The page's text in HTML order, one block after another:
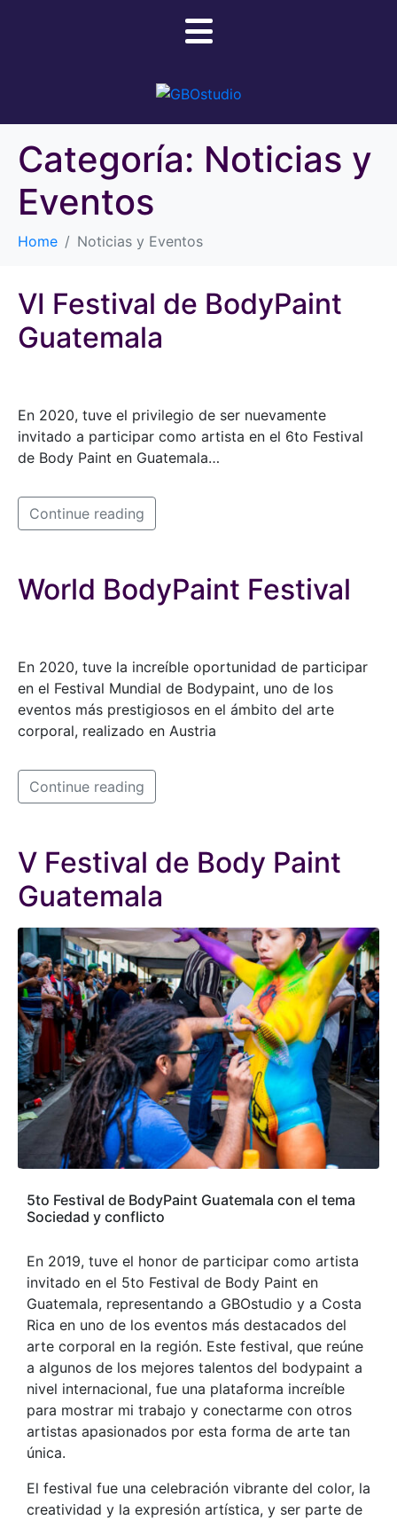
Categoría: Noticias y
Eventos
Home Noticias y Eventos
VI Festival de BodyPaint
Guatemala
En 2020, tuve el privilegio de ser nuevamente
invitado a participar como artista en el 6to Festival
de Body Paint en Guatemala…
Continue reading
World BodyPaint Festival
En 2020, tuve la increíble oportunidad de participar
en el Festival Mundial de Bodypaint, uno de los
eventos más prestigiosos en el ámbito del arte
corporal, realizado en Austria
Continue reading
V Festival de Body Paint
Guatemala
5to Festival de BodyPaint Guatemala con el tema
Sociedad y conflicto
En 2019, tuve el honor de participar como artista
invitado en el 5to Festival de Body Paint en
Guatemala, representando a GBOstudio y a Costa
Rica en uno de los eventos más destacados del
arte corporal en la región. Este festival, que reúne
a algunos de los mejores talentos del bodypaint a
nivel internacional, fue una plataforma increíble
para mostrar mi trabajo y conectarme con otros
artistas apasionados por esta forma de arte tan
única.
El festival fue una celebración vibrante del color, la
creatividad y la expresión artística, y ser parte de